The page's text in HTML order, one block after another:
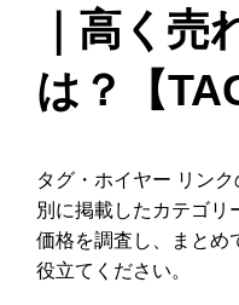
｜高く売
は？【
タグ・ホイヤー リン
別に掲載したカテゴリ
価格を調査し、まとめ
役立てください。